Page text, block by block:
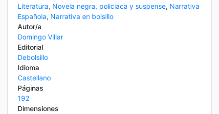
Literatura, Novela negra, policiaca y suspense, Narrativa
Española, Narrativa en bolsillo
Autor/a
Domingo Villar
Editorial
Debolsillo
Idioma
Castellano
Páginas
192
Dimensiones